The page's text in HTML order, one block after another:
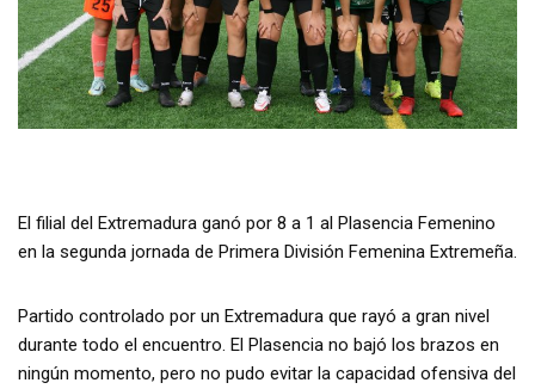
El filial del Extremadura ganó por 8 a 1 al Plasencia Femenino
en la segunda jornada de Primera División Femenina Extremeña.
Partido controlado por un Extremadura que rayó a gran nivel
durante todo el encuentro. El Plasencia no bajó los brazos en
ningún momento, pero no pudo evitar la capacidad ofensiva del